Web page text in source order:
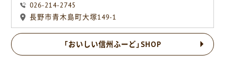
026-214-2745
長野市青木島町大塚149-1
「おいしい信州ふーど」SHOP